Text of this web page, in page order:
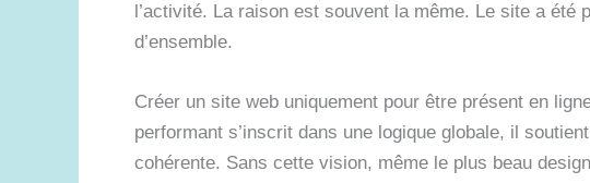
l’activité. La raison est souvent la même. Le site a
d’ensemble.
Créer un site web uniquement pour être présent en
performant s’inscrit dans une logique globale, il
cohérente. Sans cette vision, même le plus beau